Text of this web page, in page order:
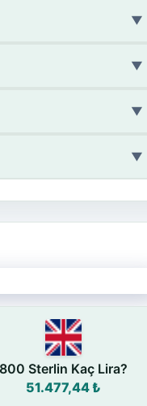
▼
▼
▼
▼
800 Sterlin Kaç Lira?
51.477,44 ₺